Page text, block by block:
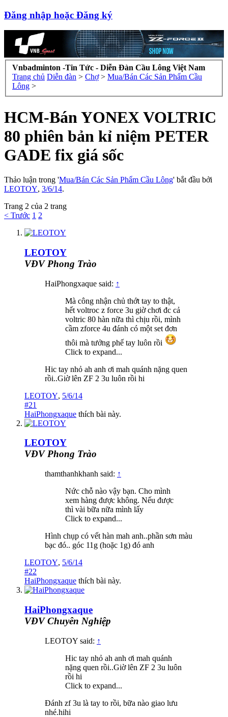
Đăng nhập hoặc Đăng ký
Vnbadminton -Tin Tức - Diễn Đàn Cầu Lông Việt Nam
Trang chủ Diễn đàn > Chợ > Mua/Bán Các Sản Phẩm Cầu
Lông >
HCM-Bán YONEX VOLTRIC
80 phiên bản kỉ niệm PETER
GADE fix giá sốc
Thảo luận trong 'Mua/Bán Các Sản Phẩm Cầu Lông' bắt đầu bởi
LEOTOY, 3/6/14.
Trang 2 của 2 trang
< Trước 1 2
LEOTOY
VĐV Phong Trào
HaiPhongxaque said: ↑
Mà công nhận chủ thớt tay to thật,
hết voltroc z force 3u giờ chơi đc cả
voltric 80 hàn nữa thì chịu rồi, mình
cầm zforce 4u đánh có một set đơn
thôi mà tưởng phế tay luôn rồi
Click to expand...
Hic tay nhỏ ah anh ơi mah quánh nặng quen
rồi..Giờ lên ZF 2 3u luôn rồi hi
LEOTOY, 5/6/14
#21
HaiPhongxaque thích bài này.
LEOTOY
VĐV Phong Trào
thamthanhkhanh said: ↑
Nức chỗ nào vậy bạn. Cho mình
xem hàng được không. Nếu được
thì vài bữa nữa mình lấy
Click to expand...
Hình chụp có vết hàn mah anh..phần sơn màu
bạc đó.. góc 11g (hoặc 1g) đó anh
LEOTOY, 5/6/14
#22
HaiPhongxaque thích bài này.
HaiPhongxaque
VĐV Chuyên Nghiệp
LEOTOY said: ↑
Hic tay nhỏ ah anh ơi mah quánh
nặng quen rồi..Giờ lên ZF 2 3u luôn
rồi hi
Click to expand...
Đánh zf 3u là tay to rồi, bữa nào giao lưu
nhé.hihi